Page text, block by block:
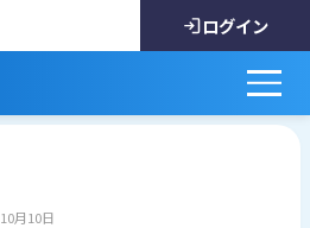
ログイン
月10日